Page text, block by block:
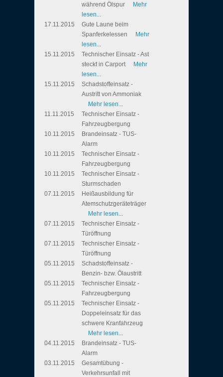
während Ölspur
Mehr
lesen...
17.11.2015
Gute Laune beim
Spanferkelessen
Mehr
lesen...
15.11.2015
Technischer Einsatz - Ast
steckt in Carport
Mehr
lesen...
15.11.2015
Schadstoffeinsatz -
Austritt von Ammoniak
Mehr lesen...
11.11.2015
Technischer Einsatz -
Fahrzeugbergung
10.11.2015
Brandeinsatz - TUS-
Alarm
10.11.2015
Technischer Einsatz -
Fahrzeugbergung
10.11.2015
Technischer Einsatz -
Sturmschaden
07.11.2015
Heißausbildung für
Atemschutzgeräteträger
Mehr lesen...
07.11.2015
Technischer Einsatz -
Türöffnung
07.11.2015
Technischer Einsatz -
Türöffnung
05.11.2015
Schadstoffeinsatz -
Benzin- bzw. Ölaustritt
05.11.2015
Technischer Einsatz -
Fahrzeugbergung
05.11.2015
Technischer Einsatz -
Doppeleinsatz für das
schwere Kranfahrzeug
Mehr lesen...
04.11.2015
Brandeinsatz - TUS-
Alarm
03.11.2015
Gesamtübung -
Verkehrsunfall mit